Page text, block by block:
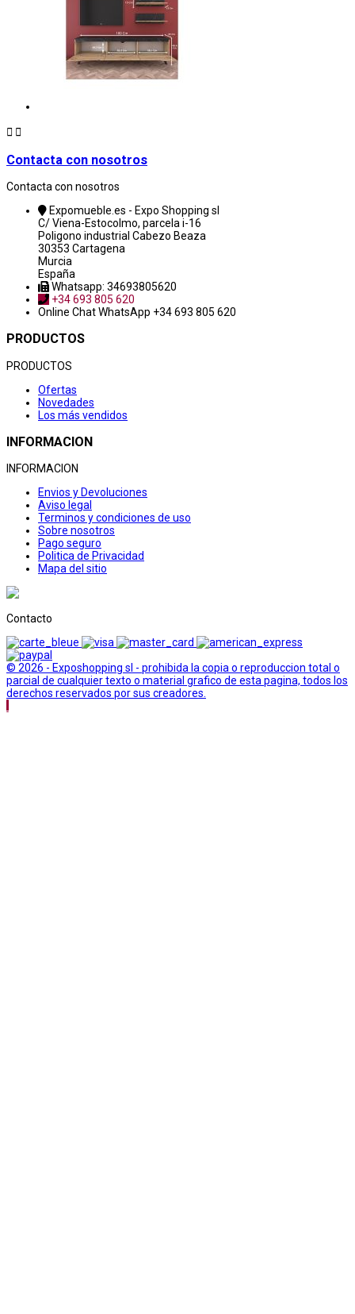
 
Contacta con nosotros
Contacta con nosotros
Expomueble.es - Expo Shopping sl
C/ Viena-Estocolmo, parcela i-16
Poligono industrial Cabezo Beaza
30353 Cartagena
Murcia
España
Whatsapp: 34693805620
+34 693 805 620
Online ChatWhatsApp +34 693 805 620
PRODUCTOS
PRODUCTOS
Ofertas
Novedades
Los más vendidos
INFORMACION
INFORMACION
Envios y Devoluciones
Aviso legal
Terminos y condiciones de uso
Sobre nosotros
Pago seguro
Politica de Privacidad
Mapa del sitio
Contacto
© 2026 - Exposhopping sl - prohibida la copia o reproduccion total o
parcial de cualquier texto o material grafico de esta pagina, todos los
derechos reservados por sus creadores.